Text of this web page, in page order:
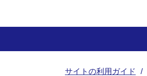
サイトの利用ガイド